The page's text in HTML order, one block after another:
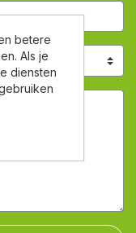
betere
Als je
diensten